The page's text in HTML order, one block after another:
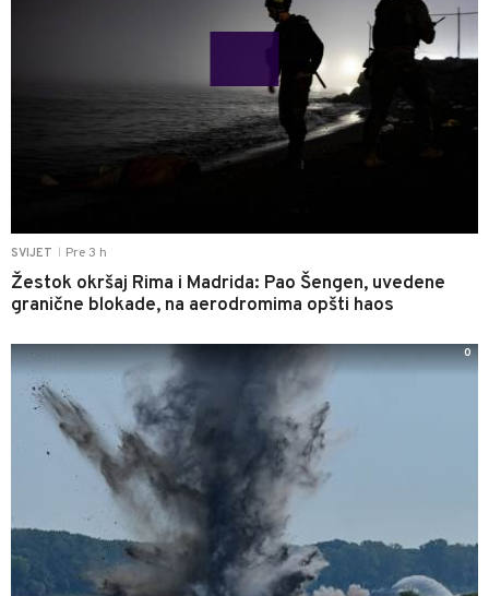
SVIJET Pre 3 h
Žestok okršaj Rima i Madrida: Pao Šengen, uvedene
granične blokade, na aerodromima opšti haos
0